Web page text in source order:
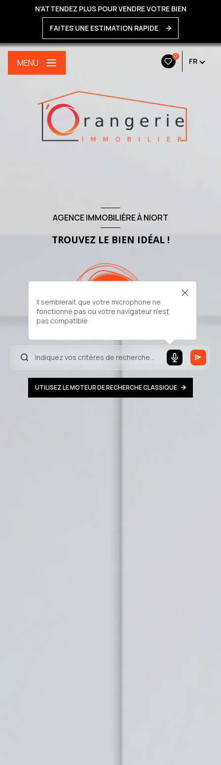
N'ATTENDEZ PLUS POUR VENDRE VOTRE BIEN
FAITES UNE ESTIMATION RAPIDE
0
FR
MENU
AGENCE IMMOBILIÈRE À NIORT
TROUVEZ LE BIEN IDÉAL !
Il semblerait que votre microphone ne
fonctionne pas ou votre navigateur n'est
pas compatible
UTILISEZ LE MOTEUR DE RECHERCHE CLASSIQUE